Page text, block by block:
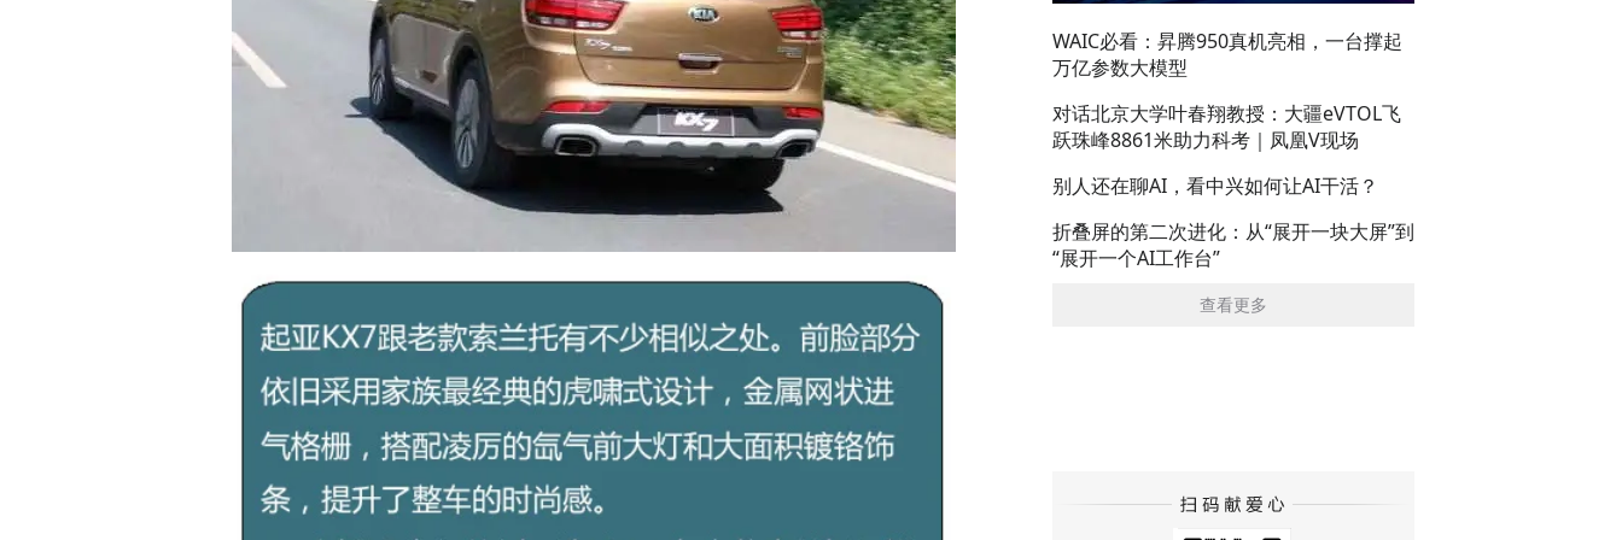
WAIC必看：昇腾950真机亮相，一台撑起
万亿参数大模型
对话北京大学叶春翔教授：大疆eVTOL飞
跃珠峰8861米助力科考｜凤凰V现场
别人还在聊AI，看中兴如何让AI干活？
折叠屏的第二次进化：从“展开一块大屏”到
“展开一个AI工作台”
查看更多